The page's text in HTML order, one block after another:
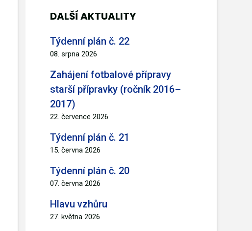
DALŠÍ AKTUALITY
Týdenní plán č. 22
08. srpna 2026
Zahájení fotbalové přípravy
starší přípravky (ročník 2016–
2017)
22. července 2026
Týdenní plán č. 21
15. června 2026
Týdenní plán č. 20
07. června 2026
Hlavu vzhůru
27. května 2026